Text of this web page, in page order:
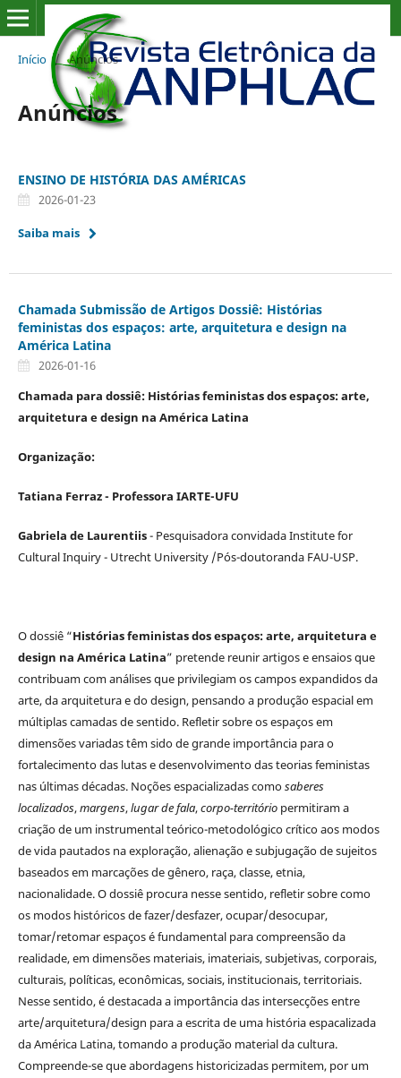
Início / Anúncios
Anúncios
ENSINO DE HISTÓRIA DAS AMÉRICAS
2026-01-23
Saiba mais
Chamada Submissão de Artigos Dossiê: Histórias
feministas dos espaços: arte, arquitetura e design na
América Latina
2026-01-16
Chamada para dossiê: Histórias feministas dos espaços: arte,
arquitetura e design na América Latina
Organização:
Tatiana Ferraz - Professora IARTE-UFU
Gabriela de Laurentiis- Pesquisadora convidada Institute for
Cultural Inquiry - Utrecht University /Pós-doutoranda FAU-USP.
O dossiê “Histórias feministas dos espaços: arte, arquitetura e
design na América Latina” pretende reunir artigos e ensaios que
contribuam com análises que privilegiam os campos expandidos da
arte, da arquitetura e do design, pensando a produção espacial em
múltiplas camadas de sentido. Refletir sobre os espaços em
dimensões variadas têm sido de grande importância para o
fortalecimento das lutas e desenvolvimento das teorias feministas
nas últimas décadas. Noções espacializadas comosaberes
localizados,margens,lugar de fala,corpo-território permitiram a
criação de um instrumental teórico-metodológico crítico aos modos
de vida pautados na exploração, alienação e subjugação de sujeitos
baseados em marcações de gênero, raça, classe, etnia,
nacionalidade. O dossiê procura nesse sentido, refletir sobre como
os modos históricos de fazer/desfazer, ocupar/desocupar,
tomar/retomar espaços é fundamental para compreensão da
realidade, em dimensões materiais, imateriais, subjetivas, corporais,
culturais, políticas, econômicas, sociais, institucionais, territoriais.
Nesse sentido, é destacada a importância das intersecções entre
arte/arquitetura/design para a escrita de uma história espacalizada
da América Latina, tomando a produção material da cultura.
Compreende-se que abordagens historicizadas permitem, por um